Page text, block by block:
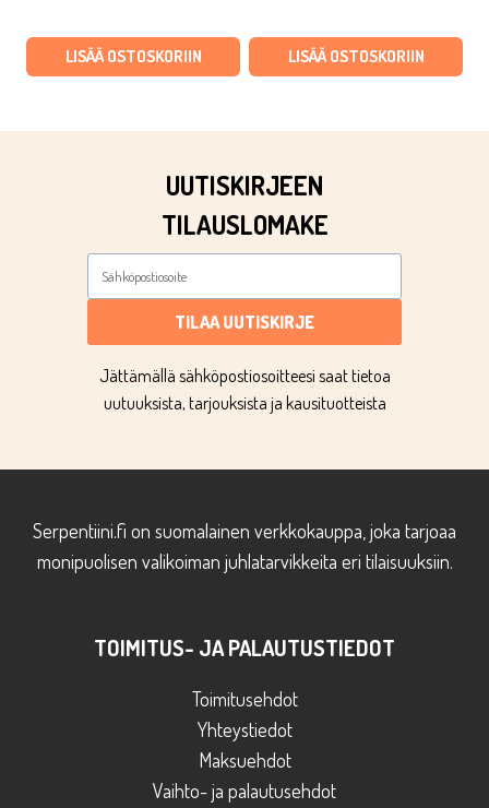
oli:
on:
LISÄÄ OSTOSKORIIN
oli:
on:
LISÄÄ OSTOSKORIIN
UUTISKIRJEEN
TILAUSLOMAKE
TILAA UUTISKIRJE
Jättämällä sähköpostiosoitteesi saat tietoa
uutuuksista, tarjouksista ja kausituotteista
Serpentiini.fi on suomalainen verkkokauppa, joka tarjoaa
monipuolisen valikoiman juhlatarvikkeita eri tilaisuuksiin.
TOIMITUS- JA PALAUTUSTIEDOT
Toimitusehdot
Yhteystiedot
Maksuehdot
Vaihto- ja palautusehdot